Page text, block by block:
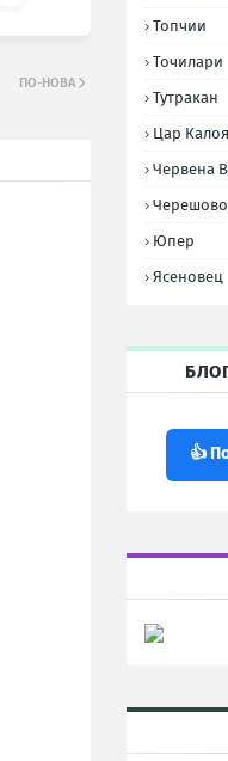
ПО-НОВА
Топчии
Точилари
Тутракан
Цар
Червена
Черешово
Юпер
Ясеновец
👍